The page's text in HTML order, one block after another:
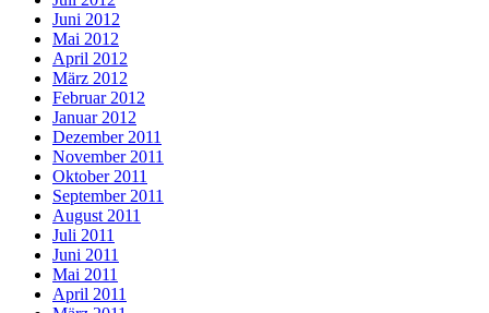
Juni 2012
Mai 2012
April 2012
März 2012
Februar 2012
Januar 2012
Dezember 2011
November 2011
Oktober 2011
September 2011
August 2011
Juli 2011
Juni 2011
Mai 2011
April 2011